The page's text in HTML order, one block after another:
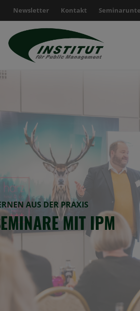
Newsletter Kontakt
Suche nach:
AUS DER PRAXIS
MIT IPM